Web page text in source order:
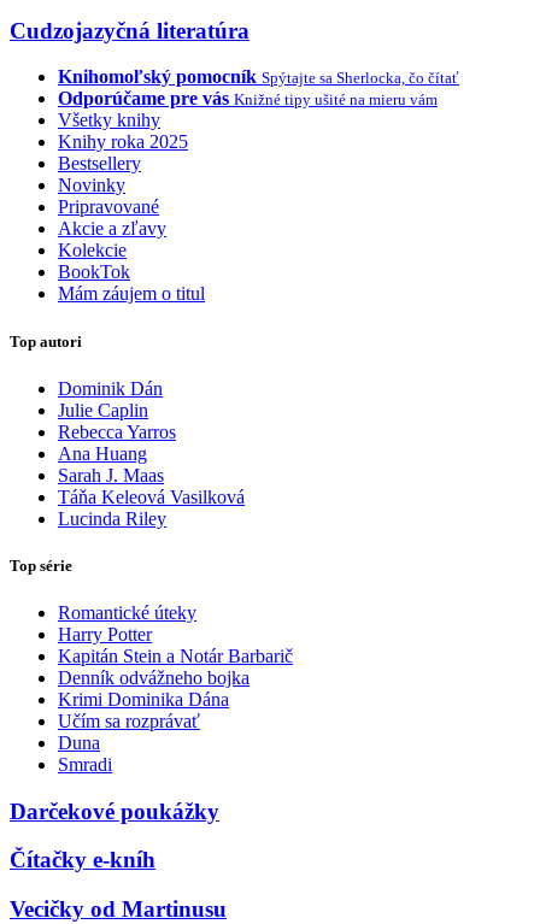
Cudzojazyčná literatúra
Knihomoľský pomocník Spýtajte sa Sherlocka, čo čítať
Odporúčame pre vás Knižné tipy ušité na mieru vám
Všetky knihy
Knihy roka 2025
Bestsellery
Novinky
Pripravované
Akcie a zľavy
Kolekcie
BookTok
Mám záujem o titul
Top autori
Dominik Dán
Julie Caplin
Rebecca Yarros
Ana Huang
Sarah J. Maas
Táňa Keleová Vasilková
Lucinda Riley
Top série
Romantické úteky
Harry Potter
Kapitán Stein a Notár Barbarič
Denník odvážneho bojka
Krimi Dominika Dána
Učím sa rozprávať
Duna
Smradi
Darčekové poukážky
Čítačky e-kníh
Vecičky od Martinusu